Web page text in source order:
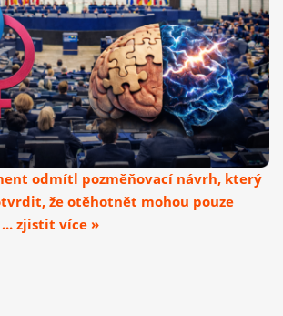
odmítl pozměňovací návrh, který
že otěhotnět mohou pouze
zjistit více »